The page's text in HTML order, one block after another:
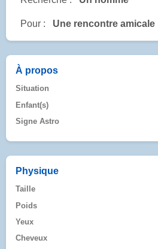
Pour : Une rencontre amicale
À propos
Situation
Enfant(s)
Signe Astro
Physique
Taille
Poids
Yeux
Cheveux